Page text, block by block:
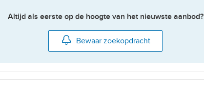
Altijd als eerste op de hoogte van het nieuwste aanbod?
Bewaar zoekopdracht